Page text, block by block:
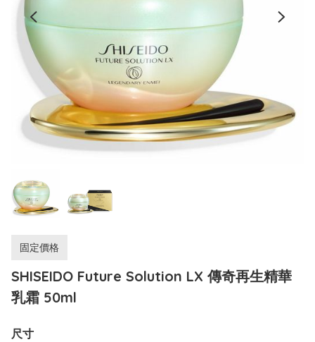
固定價格
SHISEIDO Future Solution LX 傳奇再生精華
乳霜 50ml
尺寸